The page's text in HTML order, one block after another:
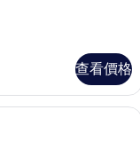
查看價格
房, 1 張特大雙人床 | 高級